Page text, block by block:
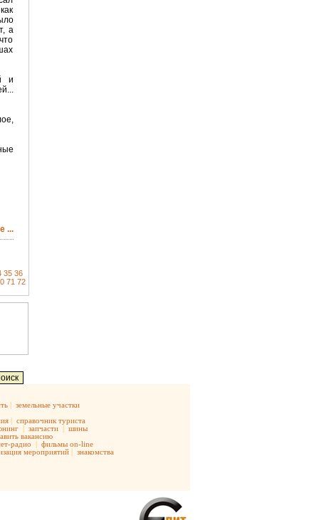
а
и
...
35 36
71 72
| земельные участки
| справочник туриста
| запчасти | шины
вакансию
радио | фильмы on-line
мероприятий | знакомства